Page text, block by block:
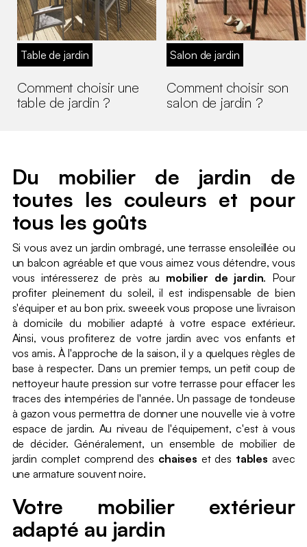
Table de jardin
Comment choisir une
table de jardin ?
Salon de jardin
Comment choisir son
salon de jardin ?
Du mobilier de jardin de
toutes les couleurs et pour
tous les goûts
Si vous avez un jardin ombragé, une terrasse ensoleillée ou
un balcon agréable et que vous aimez vous détendre, vous
vous intéresserez de près au mobilier de jardin. Pour
profiter pleinement du soleil, il est indispensable de bien
s'équiper et au bon prix. sweeek vous propose une livraison
à domicile du mobilier adapté à votre espace extérieur.
Ainsi, vous profiterez de votre jardin avec vos enfants et
vos amis. À l'approche de la saison, il y a quelques règles de
base à respecter. Dans un premier temps, un petit coup de
nettoyeur haute pression sur votre terrasse pour effacer les
traces des intempéries de l'année. Un passage de tondeuse
à gazon vous permettra de donner une nouvelle vie à votre
espace de jardin. Au niveau de l'équipement, c'est à vous
de décider. Généralement, un ensemble de mobilier de
jardin complet comprend des chaises et des tables avec
une armature souvent noire.
Votre mobilier extérieur
adapté au jardin